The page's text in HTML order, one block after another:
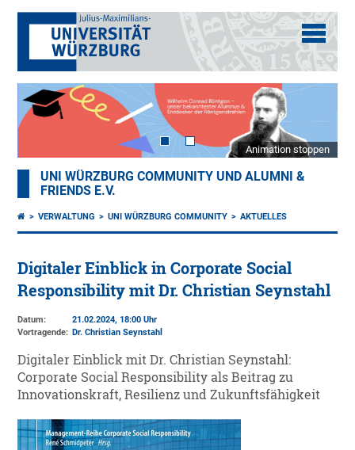
Animation stoppen
UNI WÜRZBURG COMMUNITY UND ALUMNI &
FRIENDS E.V.
VERWALTUNG UNI WÜRZBURG COMMUNITY AKTUELLES
Digitaler Einblick in Corporate Social
Responsibility mit Dr. Christian Seynstahl
Datum:
21.02.2024, 18:00 Uhr
Vortragende: Dr. Christian Seynstahl
Digitaler Einblick mit Dr. Christian Seynstahl:
Corporate Social Responsibility als Beitrag zu
Innovationskraft, Resilienz und Zukunftsfähigkeit